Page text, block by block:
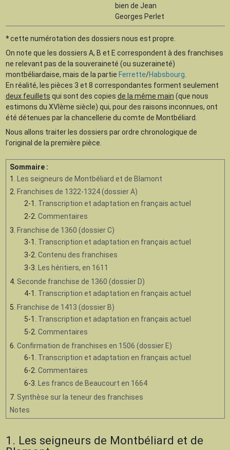
bien de Jean
Georges Perlet
*cette numérotation des dossiers nous est propre.
On note que les dossiers A, B et E correspondent à des franchises
ne relevant pas de la souveraineté (ou suzeraineté)
montbéliardaise, mais de la partie Ferrette/Habsbourg.
En réalité, les pièces 3 et 8 correspondantes forment seulement
deux feuillets qui sont des copies de la même main (que nous
estimons du XVIème siècle) qui, pour des raisons inconnues, ont
été détenues par la chancellerie du comte de Montbéliard.
Nous allons traiter les dossiers par ordre chronologique de
l'original de la première pièce.
Sommaire :
1.
Les seigneurs de Montbéliard et de Blamont
2. Franchises de 1322-1324 (dossier A)
2-1. Transcription et adaptation en français actuel
2-2. Commentaires
3. Franchise de 1360 (dossier C)
3-1. Transcription et adaptation en français actuel
3-2. Contenu des franchises
3-3.
Les héritiers, en 1611
4. Seconde franchise de 1360 (dossier D)
4-1. Transcription et adaptation en français actuel
5. Franchise de 1413 (dossier B)
5-1. Transcription et adaptation en français actuel
5-2. Commentaires
6. Confirmation de franchises en 1506 (dossier E)
6-1. Transcription et adaptation en français actuel
6-2. Commentaires
6-3.
Les francs de Beaucourt en 1664
7. Synthèse sur la teneur des franchises
Notes
1. Les seigneurs de Montbéliard et de